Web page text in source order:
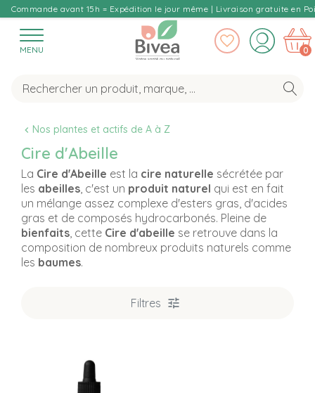
Commande avant 15h = Expédition le jour même | Livraison gratuite en
MENU 0
Nos plantes et actifs de A à Z
Cire d'Abeille
La Cire d'Abeille est la cire naturelle sécrétée par
les abeilles, c'est un produit naturel qui est en fait
un mélange assez complexe d'esters gras, d'acides
gras et de composés hydrocarbonés. Pleine de
bienfaits, cette Cire d'abeille se retrouve dans la
composition de nombreux produits naturels comme
les baumes.
Filtres